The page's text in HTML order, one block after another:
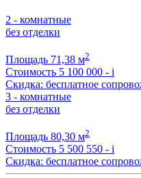
2 - комнатные
без отделки
Площадь 71,38 м2
Стоимость 5 100 000 - i
Скидка: бесплатное
3 - комнатные
без отделки
Площадь 80,30 м2
Стоимость 5 500 550 - i
Скидка: бесплатное